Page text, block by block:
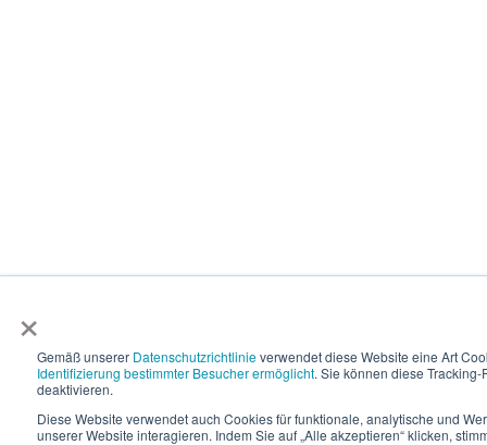
×
Gemäß unserer Datenschutzrichtlinieverwendet diese Website eine Art
Identifizierung bestimmter Besucher ermöglicht. Sie können diese
deaktivieren.
Diese Website verwendet auch Cookies für funktionale, analytische und
unserer Website interagieren. Indem Sie auf „Alle akzeptieren“ klicken,